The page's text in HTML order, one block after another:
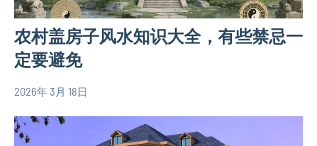
农村盖房子风水知识大全，有些禁忌一
定要避免
村
自
2026年 3月 18日
yacool